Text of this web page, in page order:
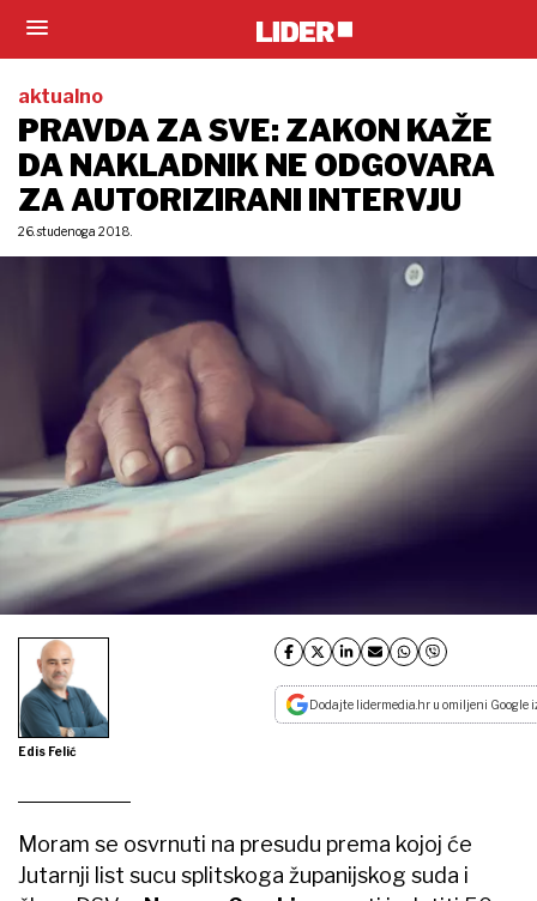
aktualno
PRAVDA ZA SVE: ZAKON KAŽE
DA NAKLADNIK NE ODGOVARA
ZA AUTORIZIRANI INTERVJU
26. studenoga 2018.
Edis Felić
Dodajte lidermedia.hr u omiljeni Google
Moram se osvrnuti na presudu prema kojoj će
Jutarnji list sucu splitskoga županijskog suda i